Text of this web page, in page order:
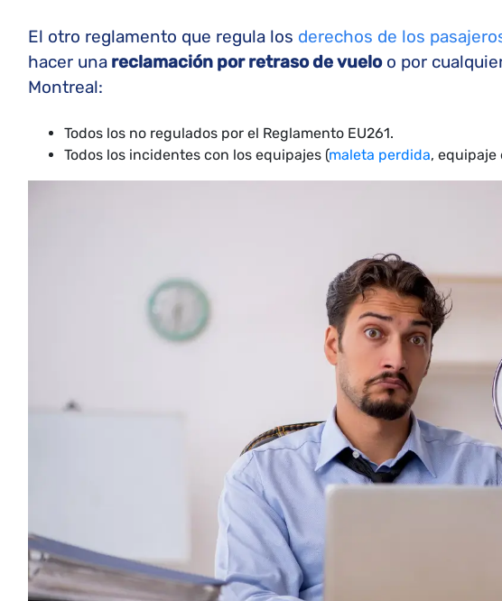
El otro reglamento que regula los derechos de los
hacer una reclamación por retraso de vueloo por
Montreal:
Todos los no regulados por el Reglamento EU261.
Todos los incidentes con los equipajes (maleta perdida, equipaje